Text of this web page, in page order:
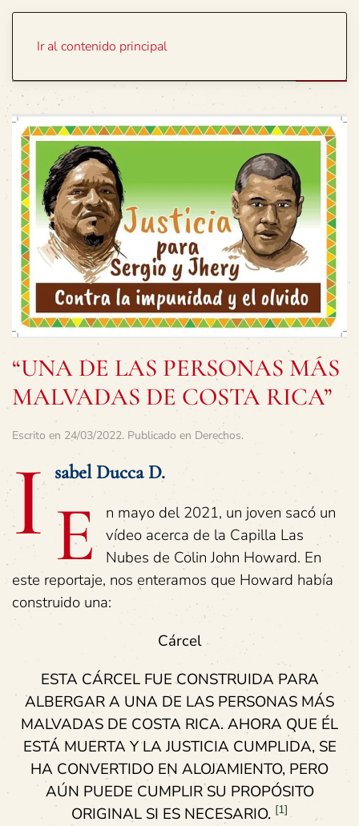
Ir al contenido principal
“UNA DE LAS PERSONAS MÁS
MALVADAS DE COSTA RICA”
Escrito en 24/03/2022. Publicado en Derechos.
I sabel Ducca D.
E
n mayo del 2021, un joven sacó un
vídeo acerca de la Capilla Las
Nubes de Colin John Howard. En
este reportaje, nos enteramos que Howard había
construido una:
Cárcel
ESTA CÁRCEL FUE CONSTRUIDA PARA
ALBERGAR A UNA DE LAS PERSONAS MÁS
MALVADAS DE COSTA RICA. AHORA QUE ÉL
ESTÁ MUERTA Y LA JUSTICIA CUMPLIDA, SE
HA CONVERTIDO EN ALOJAMIENTO, PERO
AÚN PUEDE CUMPLIR SU PROPÓSITO
ORIGINAL SI ES NECESARIO. [1]